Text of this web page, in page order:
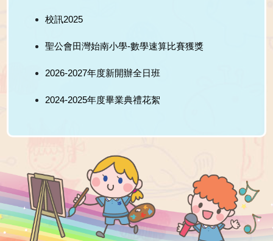
校訊2025
聖公會田灣始南小學-數學速算比賽獲獎
2026-2027年度新開辦全日班
2024-2025年度畢業典禮花絮